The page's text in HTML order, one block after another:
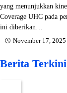
yang menunjukkan
Coverage UHC pada
ini diberikan…
November 17, 2025
Berita Terkini